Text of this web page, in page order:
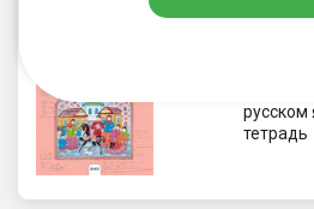
Яценко
русском
тетрадь